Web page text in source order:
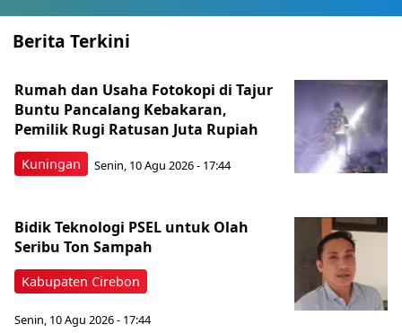
Berita Terkini
Kuningan
Rumah dan Usaha Fotokopi di Tajur
Buntu Pancalang Kebakaran,
Pemilik Rugi Ratusan Juta Rupiah
Senin, 10 Agu 2026 - 17:44
Kabupaten Cirebon
Bidik Teknologi PSEL untuk Olah
Seribu Ton Sampah
Senin, 10 Agu 2026 - 17:44